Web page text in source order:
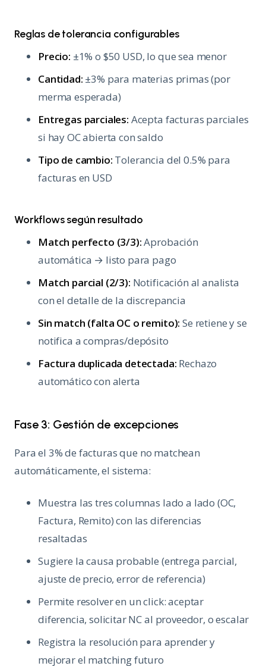
Reglas de tolerancia configurables
Precio: ±1% o $50 USD, lo que sea menor
Cantidad: ±3% para materias primas (por
merma esperada)
Entregas parciales: Acepta facturas parciales
si hay OC abierta con saldo
Tipo de cambio: Tolerancia del 0.5% para
facturas en USD
Workflows según resultado
Match perfecto (3/3):Aprobación
automática → listo para pago
Match parcial (2/3): Notificación al analista
con el detalle de la discrepancia
Sin match (falta OC o remito): Se retiene y se
notifica a compras/depósito
Factura duplicada detectada: Rechazo
automático con alerta
Fase 3: Gestión de excepciones
Para el 3% de facturas que no matchean
automáticamente, el sistema:
Muestra las tres columnas lado a lado (OC,
Factura, Remito) con las diferencias
resaltadas
Sugiere la causa probable (entrega parcial,
ajuste de precio, error de referencia)
Permite resolver en un click: aceptar
diferencia, solicitar NC al proveedor, o escalar
Registra la resolución para aprender y
mejorar el matching futuro